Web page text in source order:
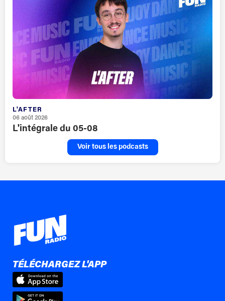
L'AFTER
06 août 2026
L'intégrale du 05-08
Voir tous les podcasts
TÉLÉCHARGEZ L'APP